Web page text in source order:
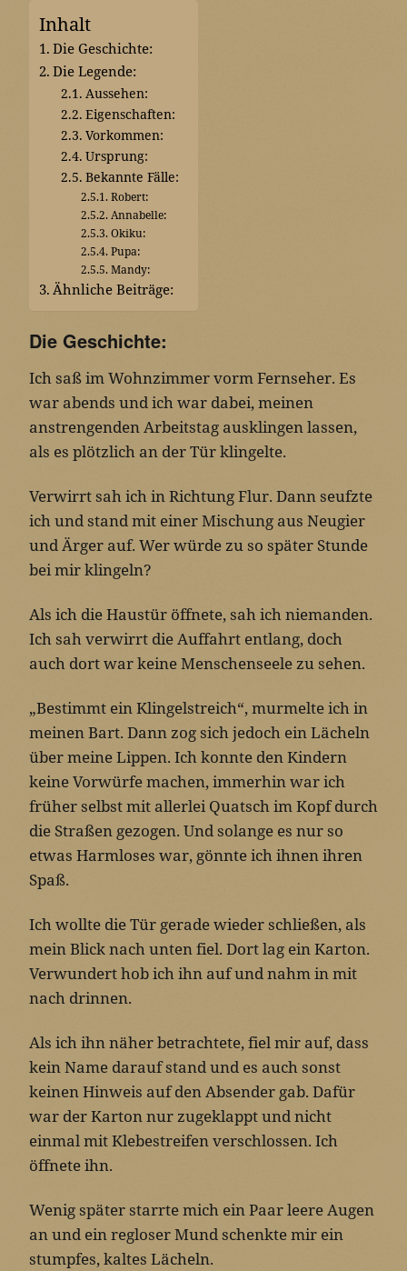
Inhalt
Die Geschichte:
Die Legende:
Aussehen:
Eigenschaften:
Vorkommen:
Ursprung:
Bekannte Fälle:
Robert:
Annabelle:
Okiku:
Pupa:
Mandy:
Ähnliche Beiträge:
Die Geschichte:
Ich saß im Wohnzimmer vorm Fernseher. Es
war abends und ich war dabei, meinen
anstrengenden Arbeitstag ausklingen lassen,
als es plötzlich an der Tür klingelte.
Verwirrt sah ich in Richtung Flur. Dann seufzte
ich und stand mit einer Mischung aus Neugier
und Ärger auf. Wer würde zu so später Stunde
bei mir klingeln?
Als ich die Haustür öffnete, sah ich niemanden.
Ich sah verwirrt die Auffahrt entlang, doch
auch dort war keine Menschenseele zu sehen.
„Bestimmt ein Klingelstreich“, murmelte ich in
meinen Bart. Dann zog sich jedoch ein Lächeln
über meine Lippen. Ich konnte den Kindern
keine Vorwürfe machen, immerhin war ich
früher selbst mit allerlei Quatsch im Kopf durch
die Straßen gezogen. Und solange es nur so
etwas Harmloses war, gönnte ich ihnen ihren
Spaß.
Ich wollte die Tür gerade wieder schließen, als
mein Blick nach unten fiel. Dort lag ein Karton.
Verwundert hob ich ihn auf und nahm in mit
nach drinnen.
Als ich ihn näher betrachtete, fiel mir auf, dass
kein Name darauf stand und es auch sonst
keinen Hinweis auf den Absender gab. Dafür
war der Karton nur zugeklappt und nicht
einmal mit Klebestreifen verschlossen. Ich
öffnete ihn.
Wenig später starrte mich ein Paar leere Augen
an und ein regloser Mund schenkte mir ein
stumpfes, kaltes Lächeln.